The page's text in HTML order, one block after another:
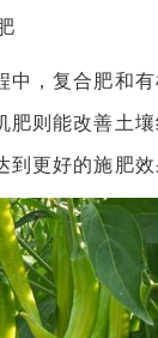
复合肥和有
肥则能改善土
更好的施肥效